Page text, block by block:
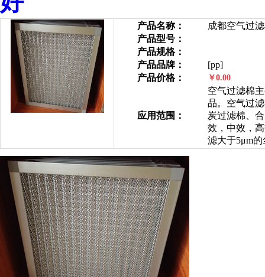
产品名称：
成都空气过
产品型号：
产品规格：
产品品牌：
[pp]
产品价格：
￥0.00
应用范围：
空气过滤棉
品。空气过
炭过滤棉、
效，中效，
滤大于5μm